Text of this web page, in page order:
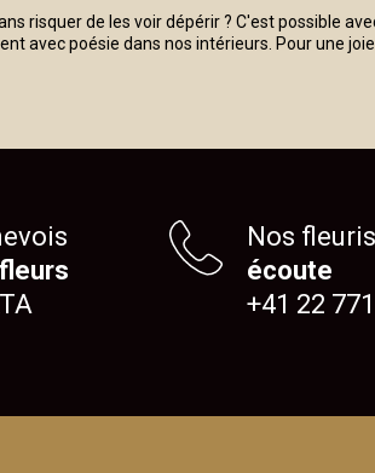
risquer de les voir dépérir ? C'est possible
avec poésie dans nos intérieurs. Pour une
fleurs
Nos
écoute
+41 22